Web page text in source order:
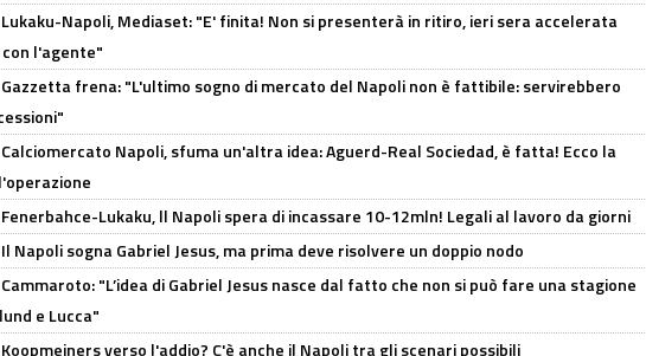
Lukaku-Napoli, Mediaset: "E' finita! Non si presenterà in ritiro, ieri sera accelerata
l'agente"
Gazzetta frena: "L'ultimo sogno di mercato del Napoli non è fattibile: servirebbero
Calciomercato Napoli, sfuma un'altra idea: Aguerd-Real Sociedad, è fatta! Ecco la
Fenerbahce-Lukaku, ll Napoli spera di incassare 10-12mln! Legali al lavoro da giorni
Il Napoli sogna Gabriel Jesus, ma prima deve risolvere un doppio nodo
Cammaroto: "L’idea di Gabriel Jesus nasce dal fatto che non si può fare una stagione
e Lucca"
Koopmeiners verso l'addio? C'è anche il Napoli tra gli scenari possibili